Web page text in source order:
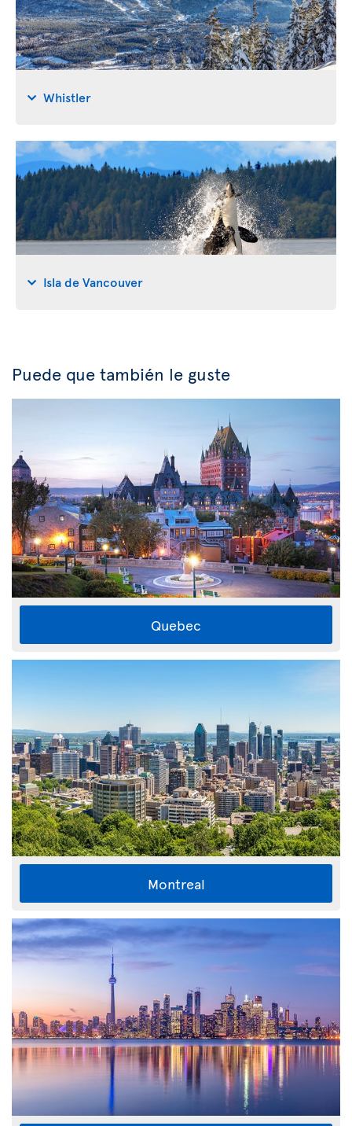
Whistler
Isla de Vancouver
Puede que también le guste
Quebec
Montreal